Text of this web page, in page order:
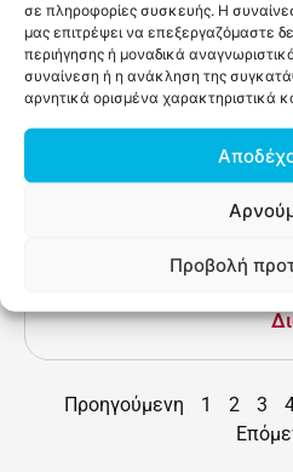
σε πληροφορίες συσκευής. Η
μας επιτρέψει να επεξεργαζόμαστε
περιήγησης ή μοναδικά
συναίνεση ή η ανάκληση της
αρνητικά ορισμένα χαρακτηριστικά
Προβολή
μήνες (Δίμηνη Σύμβαση)...
Νομική Πληροφόρηση
Συνταξιοδοτικά και
Ζητήματα στο Δήμο
Το Κέντρο Κοινότητας Δήμου
Κρήτης, θα διεξάγει δράση
Προηγούμενη 1 2 3